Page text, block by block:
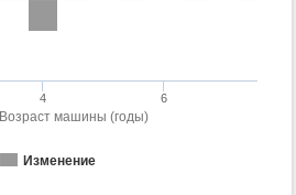
Возраст машины (годы)
Изменение
4 6